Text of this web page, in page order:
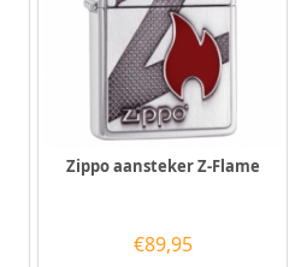
Zippo aansteker Z-Flame
€89,95